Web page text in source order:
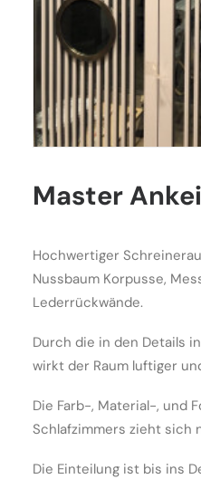
Master
Hochwertiger
Nussbaum Korpusse,
Lederrückwände.
Durch die in den Details
wirkt der Raum luftiger
Die Farb-, Material-, und
Schlafzimmers zieht sich
Die Einteilung ist bis ins